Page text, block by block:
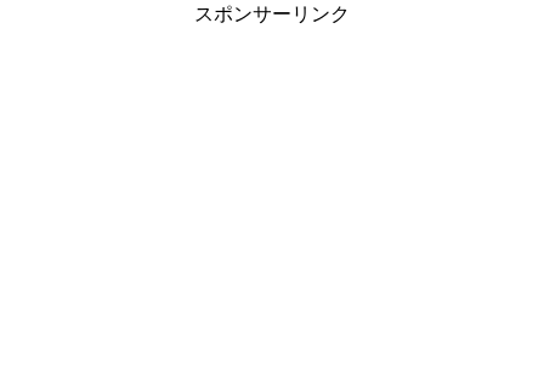
スポンサーリンク